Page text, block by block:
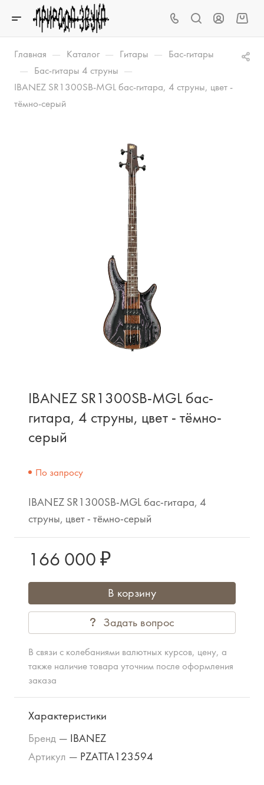
Главная — Каталог — Гитары — Бас-гитары
— Бас-гитары 4 струны —
IBANEZ SR1300SB-MGL бас-гитара, 4 струны, цвет -
тёмно-серый
IBANEZ SR1300SB-MGL бас-
гитара, 4 струны, цвет - тёмно-
серый
По запросу
IBANEZ SR1300SB-MGL бас-гитара, 4
струны, цвет - тёмно-серый
166 000 ₽
В корзину
Задать вопрос
В связи с колебаниями валютных курсов, цену, а
также наличие товара уточним после оформления
заказа
Характеристики
Бренд — IBANEZ
Артикул — PZATTA123594